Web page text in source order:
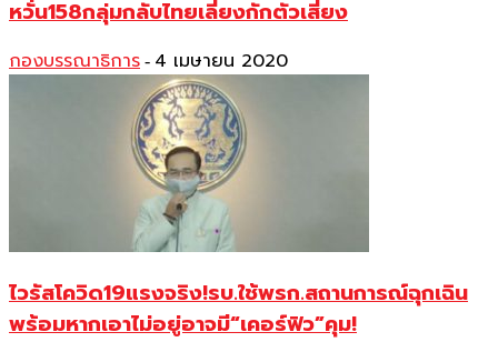
หวั่น158กลุ่มกลับไทยเลี่ยงกักตัวเสี่ยง
กองบรรณาธิการ - 4 เมษายน 2020
ไวรัสโควิด19แรงจริง!รบ.ใช้พรก.สถานการณ์ฉุกเฉิน
พร้อมหากเอาไม่อยู่อาจมี“เคอร์ฟิว”คุม!